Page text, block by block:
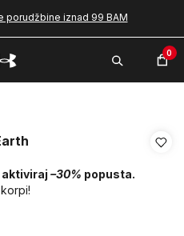
porudžbine iznad 99 BAM
0
aktiviraj –30% popusta.